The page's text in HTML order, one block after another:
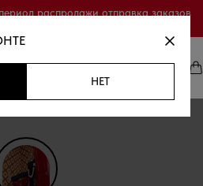
распродажи отправка заказов
НЕТ